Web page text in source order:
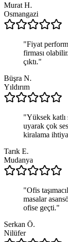
Murat H.
Osmangazi
"Fiyat
firması
çıktı."
Büşra N.
Yıldırım
"Yüksek katlı
uyarak çok
kiralama
Tarık E.
Mudanya
"Ofis
masalar
ofise geçti."
Serkan Ö.
Nilüfer